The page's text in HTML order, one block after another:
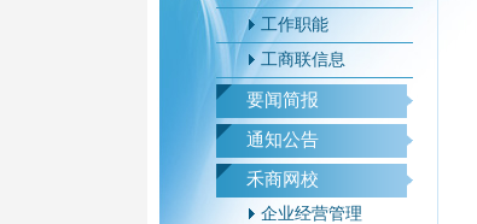
工作职能
工商联信息
要闻简报
通知公告
禾商网校
企业经营管理